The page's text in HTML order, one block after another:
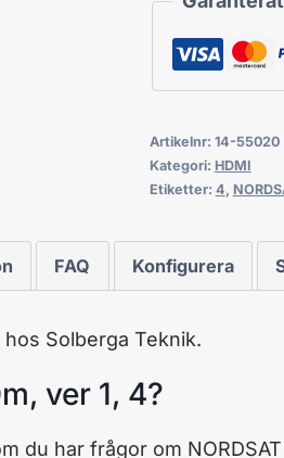
Artikelnr: 14-55020
Kategori: HDMI
Etiketter: 4,
FAQ Konfigurera
Solberga Teknik.
ver 1, 4?
du har frågor om